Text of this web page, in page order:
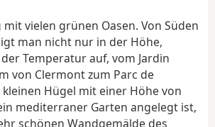
a
vielen grünen Oasen. Von Süden
man nicht nur in der Höhe,
Temperatur auf, vom Jardin
von Clermont zum Parc de
Hügel mit einer Höhe von
mediterraner Garten angelegt ist,
schönen Wandgemälde des